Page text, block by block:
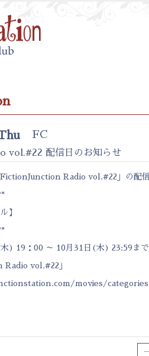
FC
vol.#22 配信日のお知らせ
Radio vol.#22」の配信
】
) 19：00 ～ 10月31日(木) 23:59まで
Radio vol.#22」
movies/